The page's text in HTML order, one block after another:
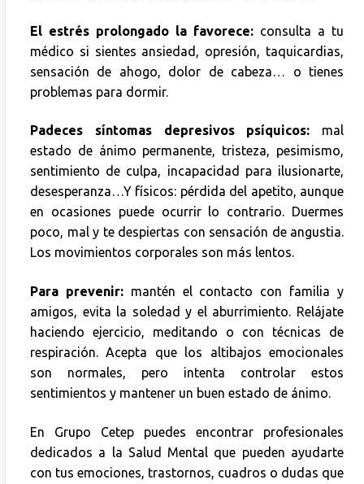
El estrés prolongado la favorece: consulta a tu
médico si sientes ansiedad, opresión, taquicardias,
sensación de ahogo, dolor de cabeza… o tienes
problemas para dormir.
Padeces síntomas depresivos psíquicos: mal
estado de ánimo permanente, tristeza, pesimismo,
sentimiento de culpa, incapacidad para ilusionarte,
desesperanza…Y físicos: pérdida del apetito, aunque
en ocasiones puede ocurrir lo contrario. Duermes
poco, mal y te despiertas con sensación de angustia.
Los movimientos corporales son más lentos.
Para prevenir:mantén el contacto con familia y
amigos, evita la soledad y el aburrimiento. Relájate
haciendo ejercicio, meditando o con técnicas de
respiración. Acepta que los altibajos emocionales
son normales, pero intenta controlar estos
sentimientos y mantener un buen estado de ánimo.
En Grupo Cetep puedes encontrar profesionales
dedicados a la Salud Mental que pueden ayudarte
con tus emociones, trastornos, cuadros o dudas que